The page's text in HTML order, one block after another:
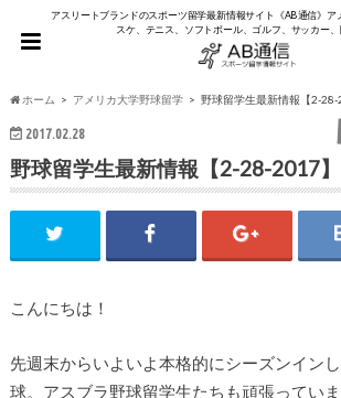
アスリートブランドのスポーツ留学最新情報サイト《AB通信》ア
スケ、テニス、ソフトボール、ゴルフ、サッカー
ホーム アメリカ大学野球留学 野球留学生最新情報【2-28-
2017.02.28
野球留学生最新情報【2-28-2017】
こんにちは！
先週末からいよいよ本格的にシーズンイン
球。アスブラ野球留学生たちも頑張っていま